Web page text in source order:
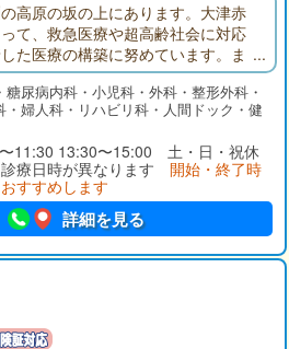
高原の坂の上にあります。大津赤
て、救急医療や超高齢社会に対応
た医療の構築に努めています。ま
と病気の早期発見などの予防医学
するとともに、療養型病床と地域
、命を尊び、心のケアまでを考え
に努めています。
尿病内科・小児科・外科・整形外科・
婦人科・リハビリ科・人間ドック・健
11:30 13:30〜15:00 土・日・祝休
療日時が異なります 開始・終了時
すすめします
詳細を見る